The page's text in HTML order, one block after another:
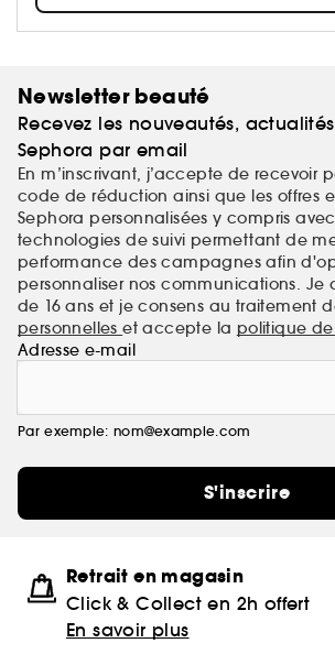
Newsletter beauté
Recevez les nouveautés,
Sephora par email
En m’inscrivant, j’accepte de recevoir
code de réduction ainsi que les offres
Sephora personnalisées y compris
technologies de suivi permettant de
performance des campagnes afin
personnaliser nos communications. Je
de 16 ans et je consens au traitement
personnelleset accepte la politique
Adresse e-mail
Par exemple: nom@example.com
S'inscrire
Retrait en magasin
Click & Collect en 2h offert
En savoir plus